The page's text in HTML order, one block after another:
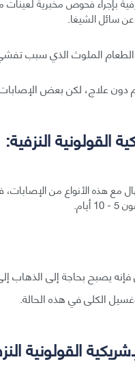
عن سائل الشيغا.
أو الطعام الملوث الذي سبب
القولونية النزفية:
مع هذه الأنواع من
يصبح بحاجة إلى الذهاب
الكلى في هذه الحالة.
القولونية